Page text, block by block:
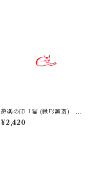
遊楽の印「猫 (鍬形蕙斎)」｜
工房 蓮
¥2,420